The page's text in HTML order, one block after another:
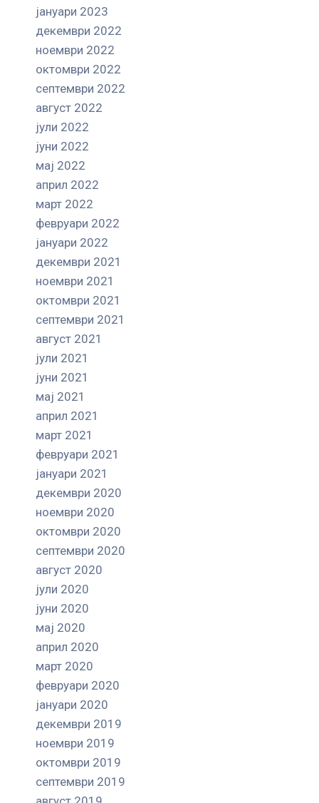
јануари 2023
декември 2022
ноември 2022
октомври 2022
септември 2022
август 2022
јули 2022
јуни 2022
мај 2022
април 2022
март 2022
февруари 2022
јануари 2022
декември 2021
ноември 2021
октомври 2021
септември 2021
август 2021
јули 2021
јуни 2021
мај 2021
април 2021
март 2021
февруари 2021
јануари 2021
декември 2020
ноември 2020
октомври 2020
септември 2020
август 2020
јули 2020
јуни 2020
мај 2020
април 2020
март 2020
февруари 2020
јануари 2020
декември 2019
ноември 2019
октомври 2019
септември 2019